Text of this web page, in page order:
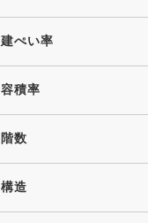
建ぺい率
容積率
階数
構造